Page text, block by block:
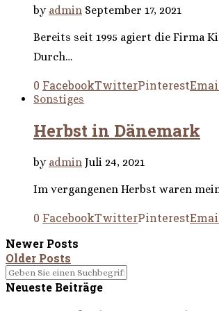
by admin September 17, 2021
Bereits seit 1995 agiert die Firma
Durch…
0 FacebookTwitterPinterest
Sonstiges
Herbst in Dänemark
by admin Juli 24, 2021
Im vergangenen Herbst waren
0 FacebookTwitterPinterest
Newer Posts
Older Posts
Neueste Beiträge